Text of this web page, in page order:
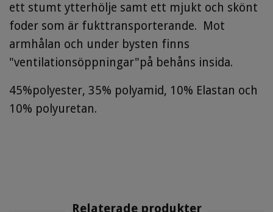
ett stumt ytterhölje samt ett mjukt och skönt
foder som är fukttransporterande. Mot
armhålan och under bysten finns
"ventilationsöppningar"på behåns insida.
45%polyester, 35% polyamid, 10% Elastan och
10% polyuretan.